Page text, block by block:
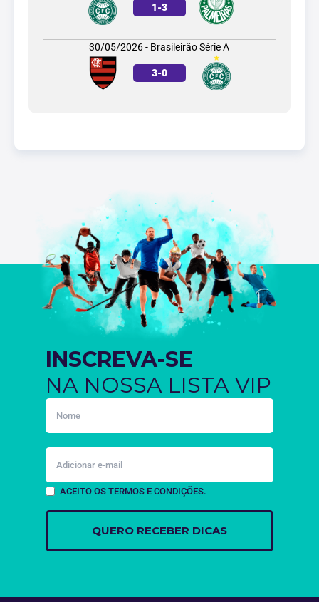
1-3
30/05/2026 - Brasileirão Série A
3-0
INSCREVA-SE
NA NOSSA LISTA VIP
ACEITO OS TERMOS E CONDIÇÕES.